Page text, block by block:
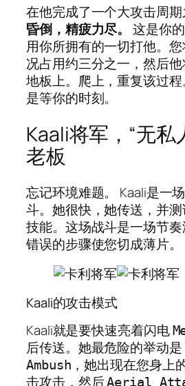
在他完成了一个大攻击周期
昏倒，精疲力尽。
这是你
用你所拥有的一切打他。
况占用约三分之一，然后
地板上。爬上，重复该过
是等你的时刻。
Kaali将军，“无私
老板
忘记环境难题。 Kaali是一
斗。她很快，她传送，并
技能。这场战斗是一场节
错误的步骤使您切成薄片。
Kaali的攻击模式
Kaali就是要快速亮着闪电
后传送。她最危险的举动是
Ambush ，她出现在您身上
击攻击，然后Aerial